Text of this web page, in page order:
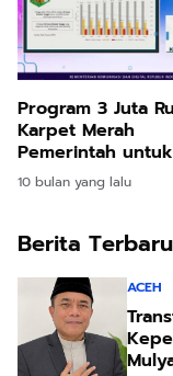
Program 3 Juta
Karpet Merah
Pemerintah untuk
Kecil
10 bulan yang lalu
Berita Terbaru
ACEH